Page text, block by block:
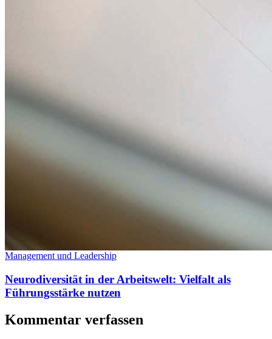
Management und Leadership
Neurodiversität in der Arbeitswelt: Vielfalt als
Führungsstärke nutzen
Kommentar verfassen